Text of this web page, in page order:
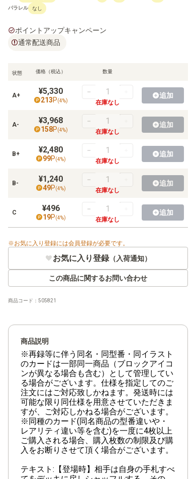
【OP-03】強大な敵
【OP-02】頂上決戦
【OP-01】ROMANCE DAWN
【EB-04】EGGHEAD CRISIS
【EB-02】Anime 25th collection
【EB-01】メモリアルコレクション
【ST-35】赤黒 サボ
【ST-34】紫 シャーロット・カタクリ
【ST-33】青 クザン
【ST-32】緑 ロロノア・ゾロ
【ST-31】赤 モンキー・D・ルフィ
【ST-29】EGGHEAD
【ST-28】緑黄 ヤマト
【ST-27】黒 マーシャル・D・ティーチ
【ST-26】紫黒 モンキー・D・ルフィ
【ST-25】青 バギー
【ST-24】緑 ジュエリー・ボニー
パラレル なし
ポイントアップキャンペーン
通常配送商品
状態 価格（税込） 数量
A+ ¥5,330
213P(4%) 在庫なし
追加
A- ¥3,968
158P(4%) 在庫なし
追加
B+ ¥2,480
99P(4%) 在庫なし
追加
B- ¥1,240
49P(4%) 在庫なし
追加
C ¥496
19P(4%) 在庫なし
追加
お気に入り登録には会員登録が必要です。
お気に入り登録 （入荷通知）
この商品に関するお問い合わせ
商品コード： 505821
商品説明
※再録等に伴う同名・同型番・同イラスト
のカードは一部同一商品（ブロックアイコ
ンが異なる場合も含む）として管理してい
る場合がございます。仕様を指定してのご
注文にはご対応致しかねます。発送時には
可能な限り同仕様を用意させていただきま
すが、ご対応しかねる場合がございます。
※同種のカード(同名商品の型番違いや・
レアリティ違い等を含む)を一度に4枚以上
ご購入される場合、購入枚数の制限及び購
入をお断りさせて頂く場合がございます。
テキスト:【登場時】相手は自身の手札すべ